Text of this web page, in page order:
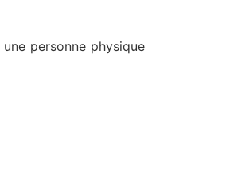
personne physique